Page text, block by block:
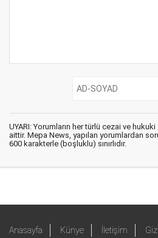
UYARI: Yorumların her türlü cezai ve
aittir. Mepa News, yapılan yorumlardan
600 karakterle (boşluklu) sınırlıdır.
Anasayfa Künye İletişim